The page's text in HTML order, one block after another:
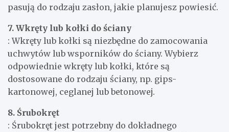
pasują do rodzaju zasłon, jakie planujesz powiesić.
7. Wkręty lub kołki do ściany
: Wkręty lub kołki są niezbędne do zamocowania
uchwytów lub wsporników do ściany. Wybierz
odpowiednie wkręty lub kołki, które są
dostosowane do rodzaju ściany, np. gips-
kartonowej, ceglanej lub betonowej.
8. Śrubokręt
: Śrubokręt jest potrzebny do dokładnego